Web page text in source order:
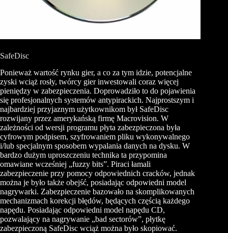
SafeDisc
Ponieważ wartość rynku gier, a co za tym idzie, potencjalne
zyski wciąż rosły, twórcy gier inwestowali coraz więcej
pieniędzy w zabezpieczenia. Doprowadziło to do pojawienia
się profesjonalnych systemów antypirackich. Najprostszym i
najbardziej przyjaznym użytkownikom był SafeDisc
rozwijany przez amerykańską firmę Macrovision. W
zależności od wersji programu płyta zabezpieczona była
cyfrowym podpisem, szyfrowaniem pliku wykonywalnego
i/lub specjalnym sposobem wypalania danych na dysku. W
bardzo dużym uproszczeniu technika ta przypomina
omawiane wcześniej „fuzzy bits”. Piraci łamali
zabezpieczenie przy pomocy odpowiednich cracków, jednak
można je było także obejść, posiadając odpowiedni model
nagrywarki. Zabezpieczenie bazowało na skomplikowanych
mechanizmach korekcji błędów, będących częścią każdego
napędu. Posiadając odpowiedni model napędu CD,
pozwalający na nagrywanie „bad sectorów”, płytkę
zabezpieczoną SafeDisc wciąż można było skopiować.